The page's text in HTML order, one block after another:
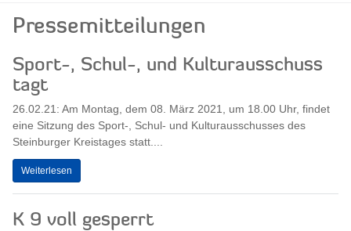
Pressemitteilungen
Sport-, Schul-, und Kulturausschuss
tagt
26.02.21: Am Montag, dem 08. März 2021, um 18.00 Uhr, findet
eine Sitzung des Sport-, Schul- und Kulturausschusses des
Steinburger Kreistages statt....
Weiterlesen
K 9 voll gesperrt